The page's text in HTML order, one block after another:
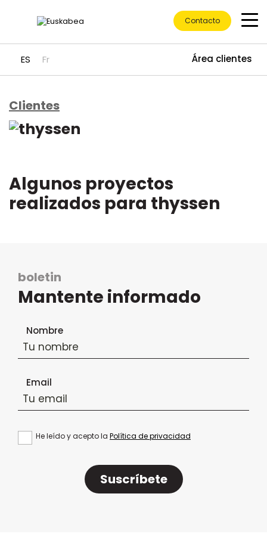
Ir directamente al contenido
ES Fr Área clientes
Contacto
Clientes
Algunos proyectos
realizados para thyssen
boletin
Mantente informado
Formulario de suscripción al boletín
Nombre
Email
He leído y acepto la Política de privacidad
Suscríbete